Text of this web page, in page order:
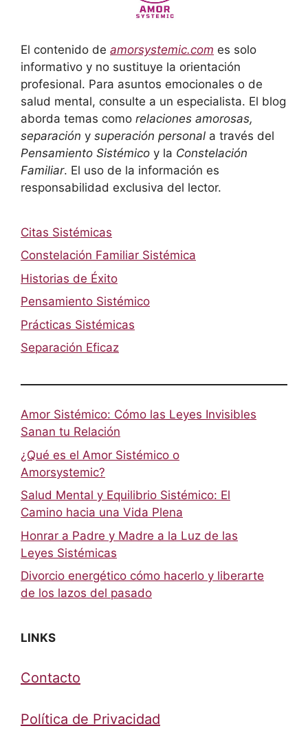
El contenido de amorsystemic.com es solo
informativo y no sustituye la orientación
profesional. Para asuntos emocionales o de
salud mental, consulte a un especialista. El blog
aborda temas como relaciones amorosas,
separación y superación personal a través del
Pensamiento Sistémico y la Constelación
Familiar. El uso de la información es
responsabilidad exclusiva del lector.
Citas Sistémicas
Constelación Familiar Sistémica
Historias de Éxito
Pensamiento Sistémico
Prácticas Sistémicas
Separación Eficaz
Amor Sistémico: Cómo las Leyes Invisibles
Sanan tu Relación
¿Qué es el Amor Sistémico o
Amorsystemic?
Salud Mental y Equilibrio Sistémico: El
Camino hacia una Vida Plena
Honrar a Padre y Madre a la Luz de las
Leyes Sistémicas
Divorcio energético cómo hacerlo y liberarte
de los lazos del pasado
LINKS
Contacto
Política de Privacidad